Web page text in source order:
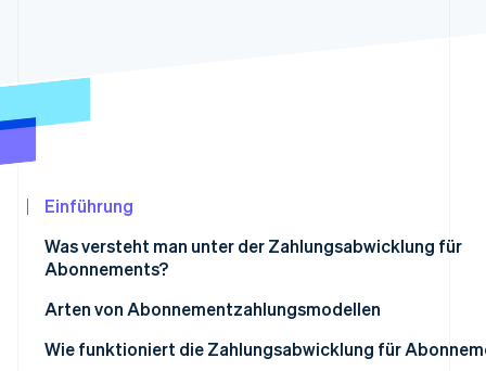
Erfahren Sie, wie Stripe Lösungen für die
Einführung
Was versteht man unter der Zahlungsabwicklung für
Abonnements?
Arten von Abonnementzahlungsmodellen
Wie funktioniert die Zahlungsabwicklung für